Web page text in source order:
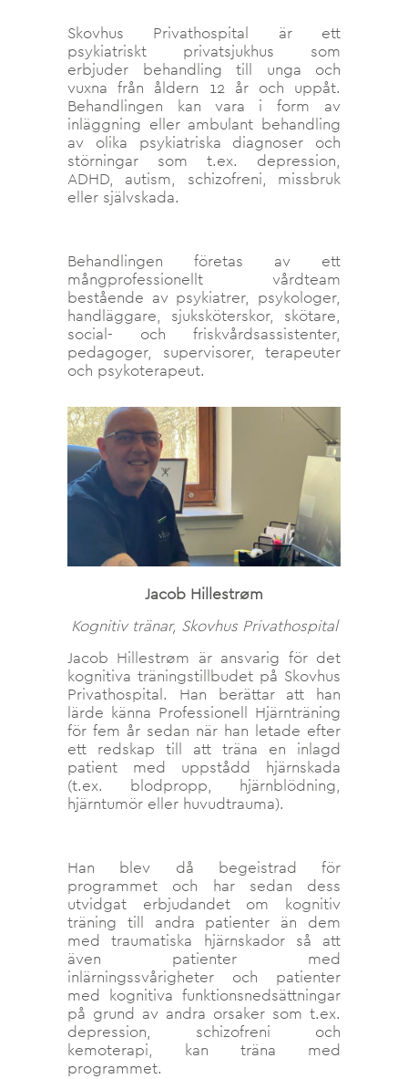
Skovhus Privathospital är ett
psykiatriskt privatsjukhus som
erbjuder behandling till unga och
vuxna från åldern 12 år och uppåt.
Behandlingen kan vara i form av
inläggning eller ambulant behandling
av olika psykiatriska diagnoser och
störningar som t.ex. depression,
ADHD, autism, schizofreni, missbruk
eller självskada.
Behandlingen företas av ett
mångprofessionellt vårdteam
bestående av psykiatrer, psykologer,
handläggare, sjuksköterskor, skötare,
social- och friskvårdsassistenter,
pedagoger, supervisorer, terapeuter
och psykoterapeut.
Jacob Hillestrøm
Kognitiv tränar, Skovhus Privathospital
Jacob Hillestrøm är ansvarig för det
kognitiva träningstillbudet på Skovhus
Privathospital. Han berättar att han
lärde känna Professionell Hjärnträning
för fem år sedan när han letade efter
ett redskap till att träna en inlagd
patient med uppstådd hjärnskada
(t.ex. blodpropp, hjärnblödning,
hjärntumör eller huvudtrauma).
Han blev då begeistrad för
programmet och har sedan dess
utvidgat erbjudandet om kognitiv
träning till andra patienter än dem
med traumatiska hjärnskador så att
även patienter med
inlärningssvårigheter och patienter
med kognitiva funktionsnedsättningar
på grund av andra orsaker som t.ex.
depression, schizofreni och
kemoterapi, kan träna med
programmet.